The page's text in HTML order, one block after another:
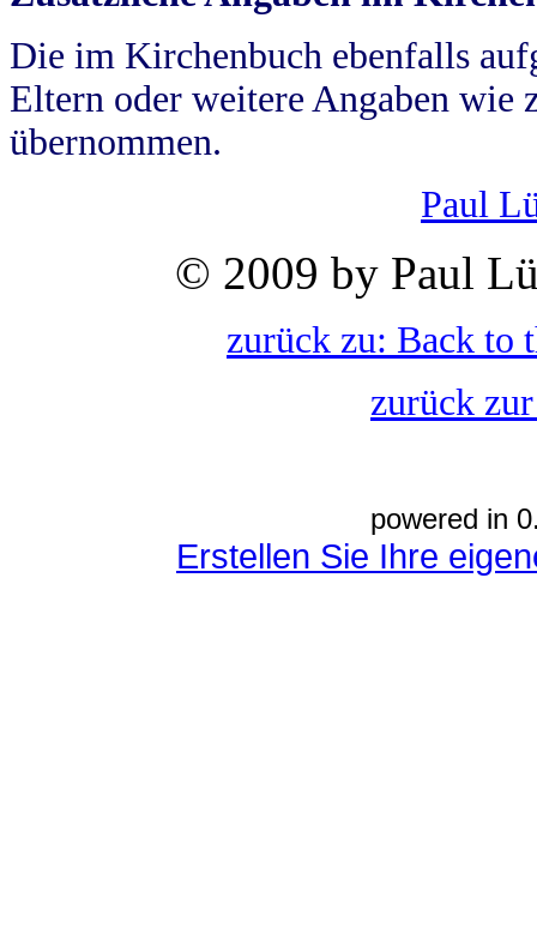
Die im Kirchenbuch ebenfalls
Eltern oder weitere Angaben wie
übernommen.
Paul
© 2009 by Paul
zurück zu: Back to
zurück
powered in
Erstellen Sie Ihre